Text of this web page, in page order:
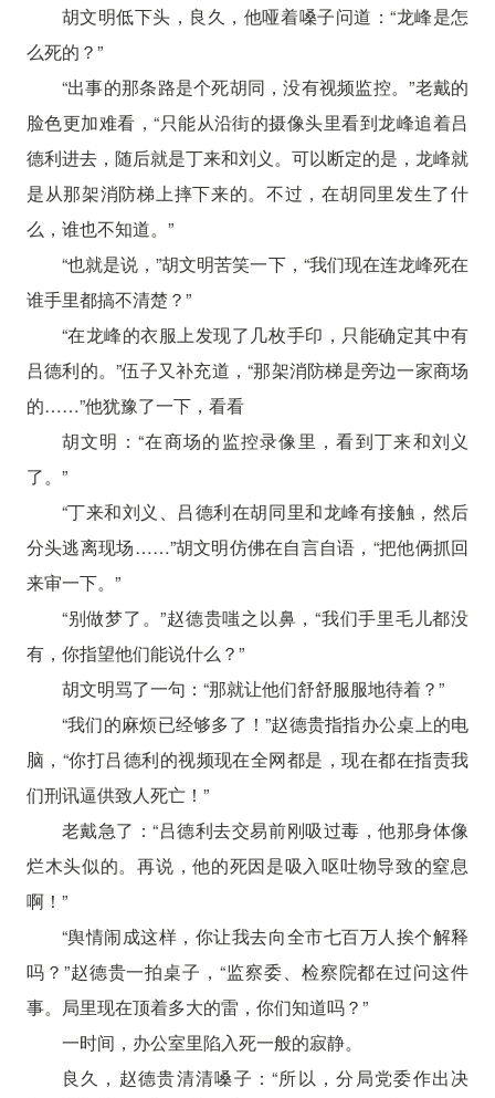
胡文明低下头，良久，他哑着嗓子问道：“龙峰是怎
么死的？”
“出事的那条路是个死胡同，没有视频监控。”老戴的
脸色更加难看，“只能从沿街的摄像头里看到龙峰追着吕
德利进去，随后就是丁来和刘义。可以断定的是，龙峰就
是从那架消防梯上摔下来的。不过，在胡同里发生了什
么，谁也不知道。”
“也就是说，”胡文明苦笑一下，“我们现在连龙峰死在
谁手里都搞不清楚？”
“在龙峰的衣服上发现了几枚手印，只能确定其中有
吕德利的。”伍子又补充道，“那架消防梯是旁边一家商场
的……”他犹豫了一下，看看
胡文明：“在商场的监控录像里，看到丁来和刘义
了。”
“丁来和刘义、吕德利在胡同里和龙峰有接触，然后
分头逃离现场……”胡文明仿佛在自言自语，“把他俩抓回
来审一下。”
“别做梦了。”赵德贵嗤之以鼻，“我们手里毛儿都没
有，你指望他们能说什么？”
胡文明骂了一句：“那就让他们舒舒服服地待着？”
“我们的麻烦已经够多了！”赵德贵指指办公桌上的电
脑，“你打吕德利的视频现在全网都是，现在都在指责我
们刑讯逼供致人死亡！”
老戴急了：“吕德利去交易前刚吸过毒，他那身体像
烂木头似的。再说，他的死因是吸入呕吐物导致的窒息
啊！”
“舆情闹成这样，你让我去向全市七百万人挨个解释
吗？”赵德贵一拍桌子，“监察委、检察院都在过问这件
事。局里现在顶着多大的雷，你们知道吗？”
一时间，办公室里陷入死一般的寂静。
良久，赵德贵清清嗓子：“所以，分局党委作出决